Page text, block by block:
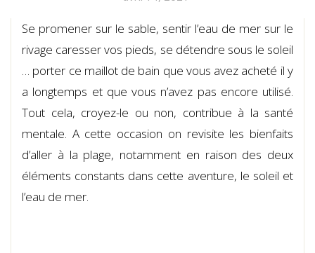
Se promener sur le sable, sentir l’eau de mer sur le
rivage caresser vos pieds, se détendre sous le soleil
… porter ce maillot de bain que vous avez acheté il y
a longtemps et que vous n’avez pas encore utilisé.
Tout cela, croyez-le ou non, contribue à la santé
mentale. A cette occasion on revisite les bienfaits
d’aller à la plage, notamment en raison des deux
éléments constants dans cette aventure, le soleil et
l’eau de mer.